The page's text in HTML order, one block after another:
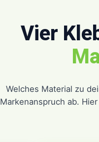
Vier
Welches Material zu
Markenanspruch ab.